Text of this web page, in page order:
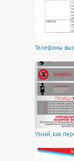
Телефоны
Узнай, как